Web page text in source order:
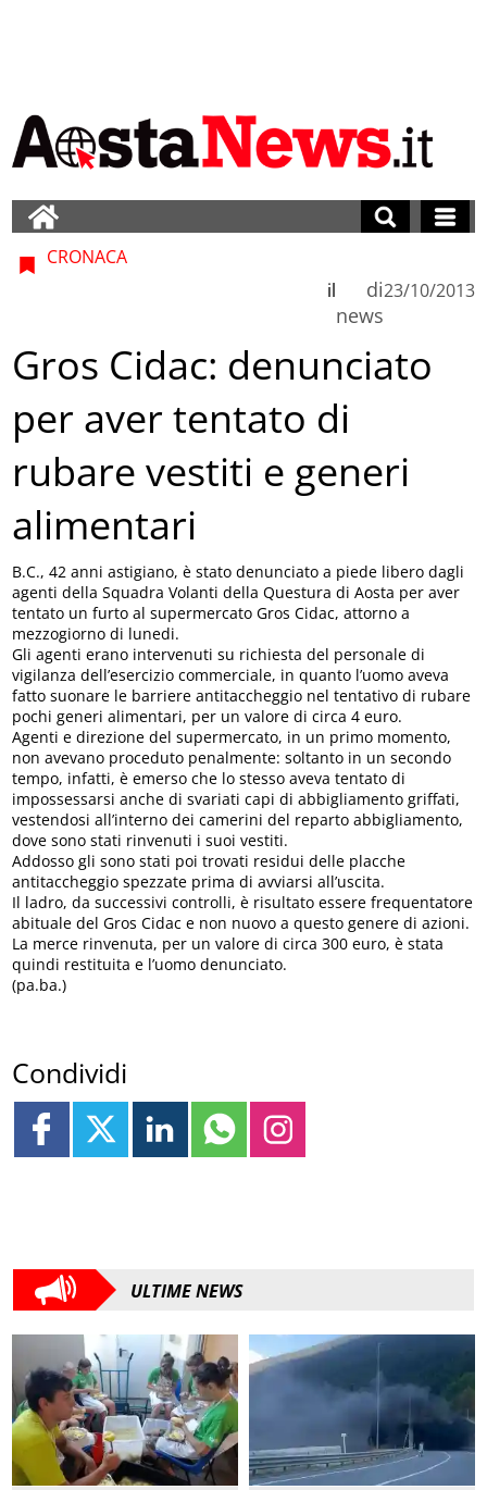
CRONACA
di
news
il 23/10/2013
Gros Cidac: denunciato
per aver tentato di
rubare vestiti e generi
alimentari
B.C., 42 anni astigiano, è stato denunciato a piede libero dagli
agenti della Squadra Volanti della Questura di Aosta per aver
tentato un furto al supermercato Gros Cidac, attorno a
mezzogiorno di lunedi.
Gli agenti erano intervenuti su richiesta del personale di
vigilanza dell’esercizio commerciale, in quanto l’uomo aveva
fatto suonare le barriere antitaccheggio nel tentativo di rubare
pochi generi alimentari, per un valore di circa 4 euro.
Agenti e direzione del supermercato, in un primo momento,
non avevano proceduto penalmente: soltanto in un secondo
tempo, infatti, è emerso che lo stesso aveva tentato di
impossessarsi anche di svariati capi di abbigliamento griffati,
vestendosi all’interno dei camerini del reparto abbigliamento,
dove sono stati rinvenuti i suoi vestiti.
Addosso gli sono stati poi trovati residui delle placche
antitaccheggio spezzate prima di avviarsi all’uscita.
Il ladro, da successivi controlli, è risultato essere frequentatore
abituale del Gros Cidac e non nuovo a questo genere di azioni.
La merce rinvenuta, per un valore di circa 300 euro, è stata
quindi restituita e l’uomo denunciato.
(pa.ba.)
Condividi
ULTIME NEWS